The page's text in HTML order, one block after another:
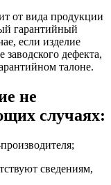
от вида продукции
гарантийный
если изделие
дефекта,
талоне.
не
случаях:
сведениям,